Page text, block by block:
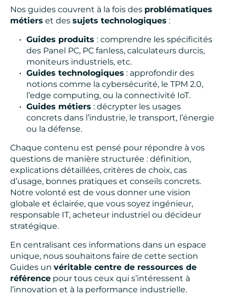
Nos guides couvrent à la fois des problématiques
métiers et des sujets technologiques :
Guides produits : comprendre les spécificités
des Panel PC, PC fanless, calculateurs durcis,
moniteurs industriels, etc.
Guides technologiques : approfondir des
notions comme la cybersécurité, le TPM 2.0,
l’edge computing, ou la connectivité IoT.
Guides métiers : décrypter les usages
concrets dans l’industrie, le transport, l’énergie
ou la défense.
Chaque contenu est pensé pour répondre à vos
questions de manière structurée : définition,
explications détaillées, critères de choix, cas
d’usage, bonnes pratiques et conseils concrets.
Notre volonté est de vous donner une vision
globale et éclairée, que vous soyez ingénieur,
responsable IT, acheteur industriel ou décideur
stratégique.
En centralisant ces informations dans un espace
unique, nous souhaitons faire de cette section
Guides un véritable centre de ressources de
référence pour tous ceux qui s’intéressent à
l’innovation et à la performance industrielle.